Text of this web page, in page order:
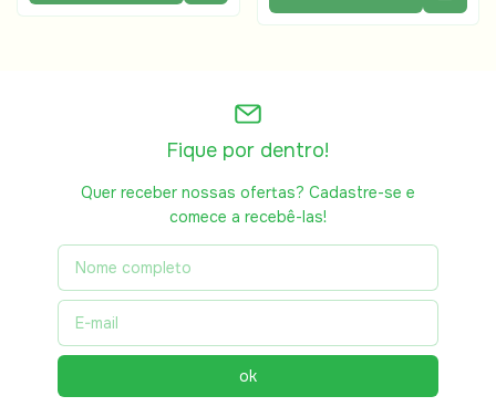
Fique por dentro!
Quer receber nossas ofertas? Cadastre-se e
comece a recebê-las!